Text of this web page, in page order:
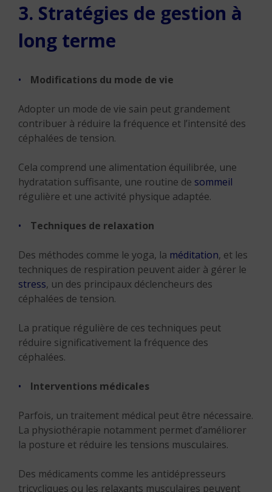
3. Stratégies de gestion à
long terme
Modifications du mode de vie
Adopter un mode de vie sain peut grandement
contribuer à réduire la fréquence et l’intensité des
céphalées de tension.
Cela comprend une alimentation équilibrée, une
hydratation suffisante, une routine de sommeil
régulière et une activité physique adaptée.
Techniques de relaxation
Des méthodes comme le yoga, la méditation, et les
techniques de respiration peuvent aider à gérer le
stress, un des principaux déclencheurs des
céphalées de tension.
La pratique régulière de ces techniques peut
réduire significativement la fréquence des
céphalées.
Interventions médicales
Parfois, un traitement médical peut être nécessaire.
La physiothérapie notamment permet d’améliorer
la posture et réduire les tensions musculaires.
Des médicaments comme les antidépresseurs
tricycliques ou les relaxants musculaires peuvent